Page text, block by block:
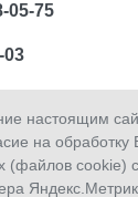
настоящим
на обработку
(файлов cookie) с
05-75
03